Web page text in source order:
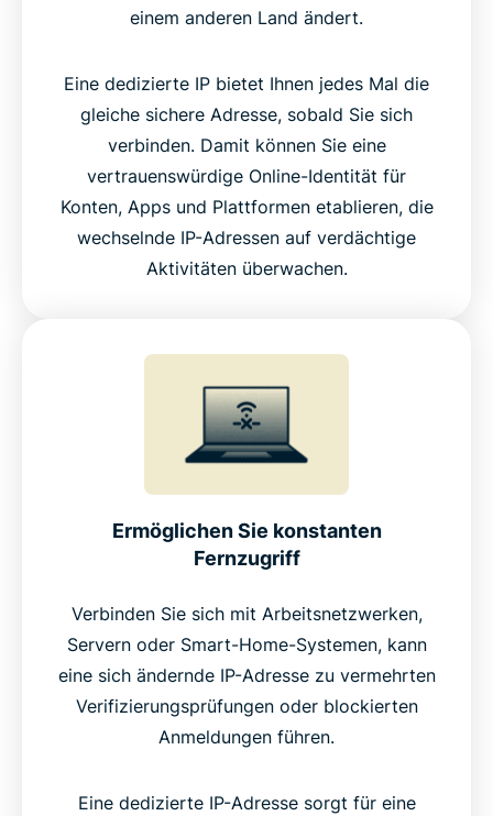
einem anderen Land ändert.
Eine dedizierte IP bietet Ihnen jedes Mal die
gleiche sichere Adresse, sobald Sie sich
verbinden. Damit können Sie eine
vertrauenswürdige Online-Identität für
Konten, Apps und Plattformen etablieren, die
wechselnde IP-Adressen auf verdächtige
Aktivitäten überwachen.
Ermöglichen Sie konstanten
Fernzugriff
Verbinden Sie sich mit Arbeitsnetzwerken,
Servern oder Smart-Home-Systemen, kann
eine sich ändernde IP-Adresse zu vermehrten
Verifizierungsprüfungen oder blockierten
Anmeldungen führen.
Eine dedizierte IP-Adresse sorgt für eine